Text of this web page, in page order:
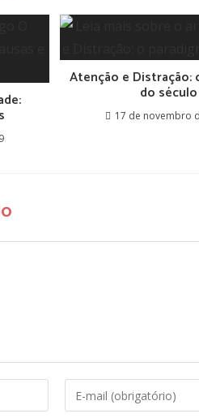
Atenção e Distração:
do século
17 de novembro